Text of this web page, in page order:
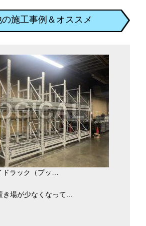
施工事例＆オススメ
ドラック（プッ…
き場が少なくなって...